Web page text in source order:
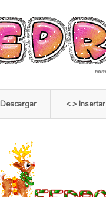
Descargar < > Insertar